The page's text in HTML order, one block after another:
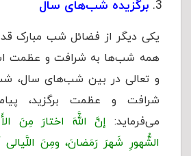
برگزیده شب‌های سال
یکی دیگر از فضائل شب مبارک
همه شب‌ها به شرافت و عظمت
و تعالی در بین شب‌های سال،
شرافت و عظمت برگزید،
می‌فرماید: إنَّ اللَّهَ اختارَ مِنَ
الشُّهورِ شَهرَ رَمَضانَ، ومِنَ اللَّیالی